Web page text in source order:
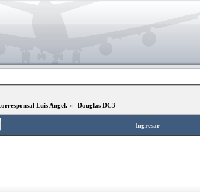
Luis Angel. » Douglas DC3
Ingresar